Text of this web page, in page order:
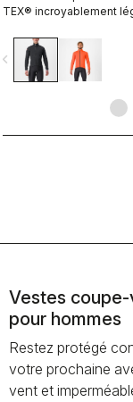
TEX® incroyablement
Elle est conçue pour
vos vêtements isolants,
de volume. Une pièce
et les plus rudes,
Vestes
pour hommes
Restez protégé
votre prochaine
vent et